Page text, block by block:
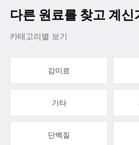
다른 원료를 찾고 계신
카테고리별 보기
감미료
기타
단백질